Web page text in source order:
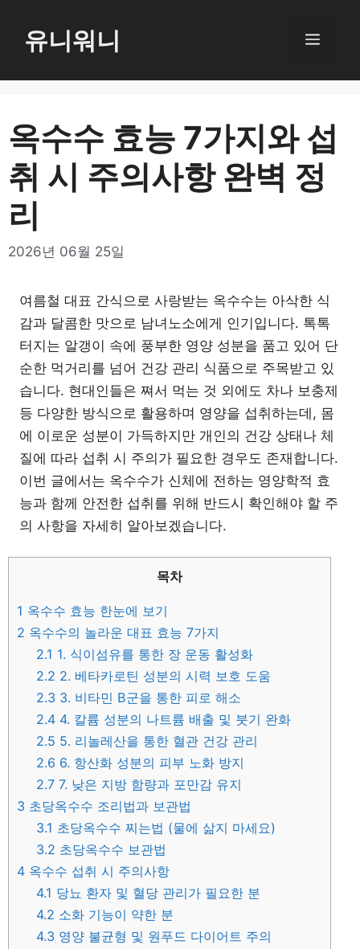
로
뛰
기
유니워니 메
옥수수 효능 7가지와 섭
취 시 주의사항 완벽 정
리
2026년 06월 25일
여름철 대표 간식으로 사랑받는 옥수수는 아삭한 식
감과 달콤한 맛으로 남녀노소에게 인기입니다. 톡톡
터지는 알갱이 속에 풍부한 영양 성분을 품고 있어 단
순한 먹거리를 넘어 건강 관리 식품으로 주목받고 있
습니다. 현대인들은 쪄서 먹는 것 외에도 차나 보충제
등 다양한 방식으로 활용하며 영양을 섭취하는데, 몸
에 이로운 성분이 가득하지만 개인의 건강 상태나 체
질에 따라 섭취 시 주의가 필요한 경우도 존재합니다.
이번 글에서는 옥수수가 신체에 전하는 영양학적 효
능과 함께 안전한 섭취를 위해 반드시 확인해야 할 주
의 사항을 자세히 알아보겠습니다.
목차
1 옥수수 효능 한눈에 보기
2 옥수수의 놀라운 대표 효능 7가지
2.1 1. 식이섬유를 통한 장 운동 활성화
2.2 2. 베타카로틴 성분의 시력 보호 도움
2.3 3. 비타민 B군을 통한 피로 해소
2.4 4. 칼륨 성분의 나트륨 배출 및 붓기 완화
2.5 5. 리놀레산을 통한 혈관 건강 관리
2.6 6. 항산화 성분의 피부 노화 방지
2.7 7. 낮은 지방 함량과 포만감 유지
3 초당옥수수 조리법과 보관법
3.1 초당옥수수 찌는법 (물에 삶지 마세요)
3.2 초당옥수수 보관법
4 옥수수 섭취 시 주의사항
4.1 당뇨 환자 및 혈당 관리가 필요한 분
4.2 소화 기능이 약한 분
4.3 영양 불균형 및 원푸드 다이어트 주의